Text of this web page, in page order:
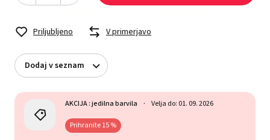
Priljubljeno V primerjavo
Dodaj v seznam
AKCIJA : jedilna barvila Velja do: 01. 09. 2026
Prihranite 15 %